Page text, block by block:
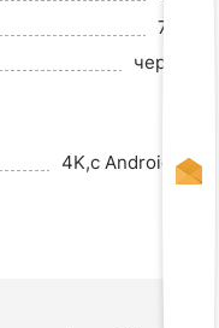
74.5"
черный
4K,с Android TV